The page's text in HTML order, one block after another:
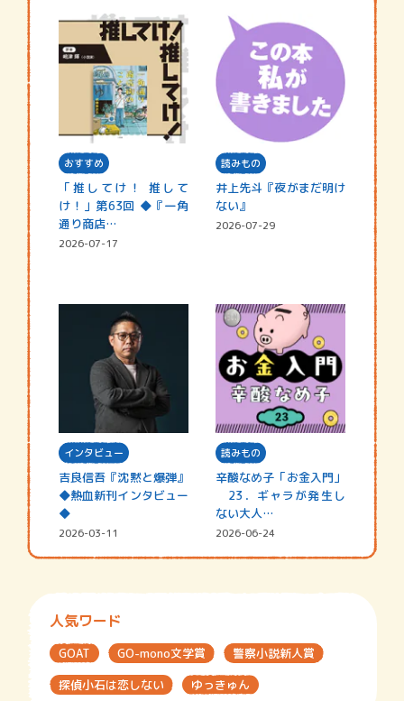
おすすめ
「推してけ！ 推して
け！」第63回 ◆『一角
通り商店…
2026-07-17
読みもの
井上先斗『夜がまだ明け
ない』
2026-07-29
インタビュー
吉良信吾『沈黙と爆弾』
◆熱血新刊インタビュー
◆
2026-03-11
読みもの
辛酸なめ子「お金入門」
23．ギャラが発生し
ない大人…
2026-06-24
人気ワード
GOAT GO-mono文学賞
警察小説新人賞
探偵小石は恋しない
ゆっきゅん